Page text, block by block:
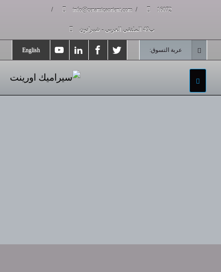
16072
/
info@ceramicaorient.com
/
ب49 الملتقى العربى - شيراتون
عربة التسوق: English